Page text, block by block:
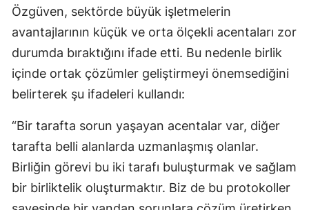
Özgüven, sektörde büyük işletmelerin
avantajlarının küçük ve orta ölçekli acentaları zor
durumda bıraktığını ifade etti. Bu nedenle birlik
içinde ortak çözümler geliştirmeyi önemsediğini
belirterek şu ifadeleri kullandı:
“Bir tarafta sorun yaşayan acentalar var, diğer
tarafta belli alanlarda uzmanlaşmış olanlar.
Birliğin görevi bu iki tarafı buluşturmak ve sağlam
bir birliktelik oluşturmaktır. Biz de bu protokoller